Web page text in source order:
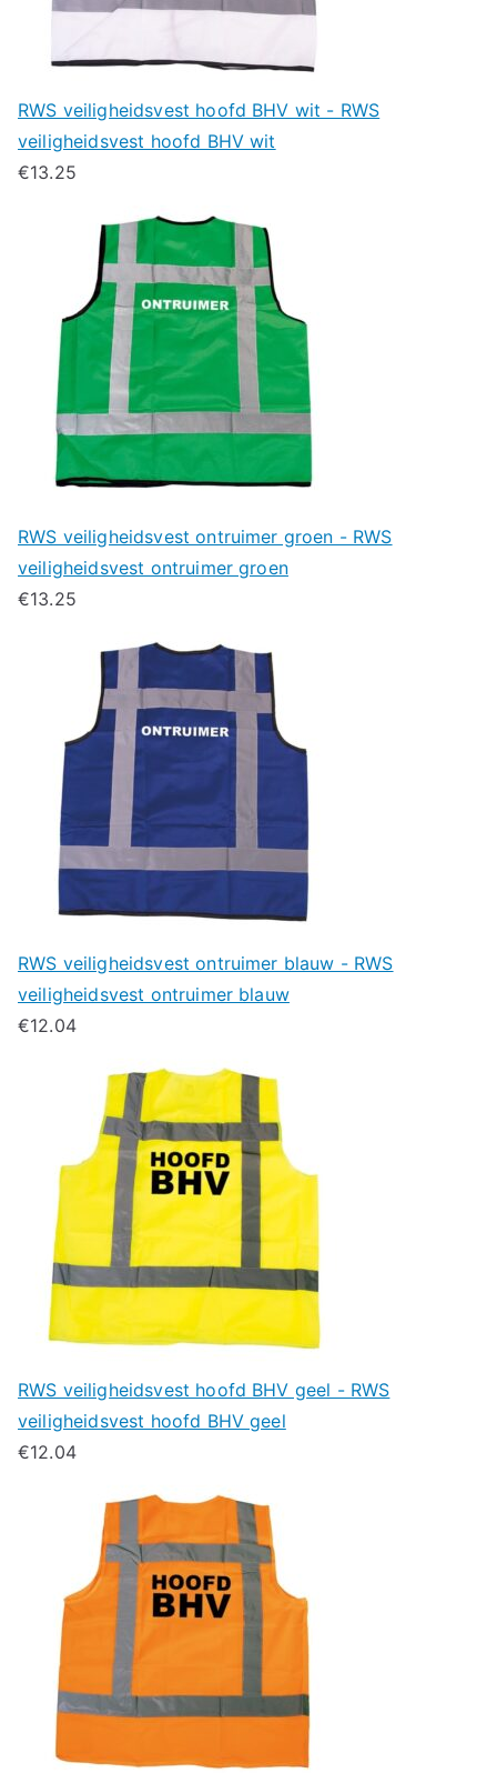
RWS veiligheidsvest hoofd BHV wit - RWS
veiligheidsvest hoofd BHV wit
€13.25
RWS veiligheidsvest ontruimer groen - RWS
veiligheidsvest ontruimer groen
€13.25
RWS veiligheidsvest ontruimer blauw - RWS
veiligheidsvest ontruimer blauw
€12.04
RWS veiligheidsvest hoofd BHV geel - RWS
veiligheidsvest hoofd BHV geel
€12.04